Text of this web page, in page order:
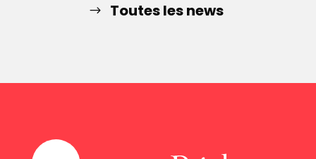
Toutes les news